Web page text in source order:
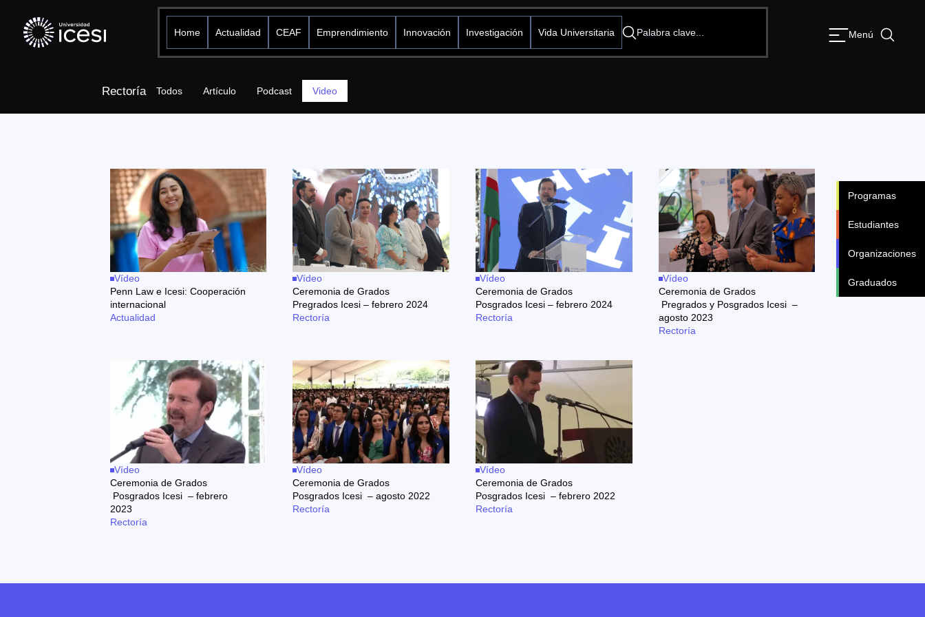
Menú
Programas
Estudiantes
Organizaciones
Graduados
Home Actualidad CEAF Emprendimiento Innovación Investigación Vida Universitaria
Rectoría Todos Artículo Podcast Video
Vídeo
Penn Law e Icesi: Cooperación
internacional
Actualidad
Vídeo
Ceremonia de Grados
Pregrados Icesi – febrero 2024
Rectoría
Vídeo
Ceremonia de Grados
Posgrados Icesi – febrero 2024
Rectoría
Vídeo
Ceremonia de Grados
Pregrados y Posgrados Icesi –
agosto 2023
Rectoría
Vídeo
Ceremonia de Grados
Posgrados Icesi – febrero
2023
Rectoría
Vídeo
Ceremonia de Grados
Posgrados Icesi – agosto 2022
Rectoría
Vídeo
Ceremonia de Grados
Posgrados Icesi – febrero 2022
Rectoría